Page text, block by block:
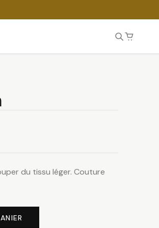
du tissu léger. Couture